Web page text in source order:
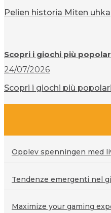
Pelien historia Miten
Scopri i giochi più
24/07/2026
Scopri i giochi più
Opplev spenningen med
Tendenze emergenti nel
Maximize your gaming